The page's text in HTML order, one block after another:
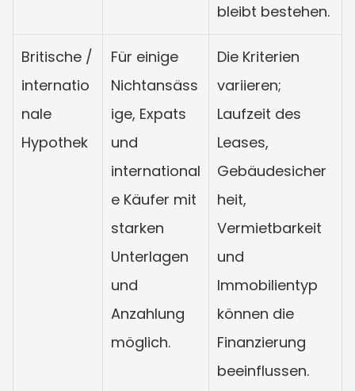
bleibt bestehen.
Britische /
internatio
nale
Hypothek
Für einige
Nichtansäss
ige, Expats
und
international
e Käufer mit
starken
Unterlagen
und
Anzahlung
möglich.
Die Kriterien
variieren;
Laufzeit des
Leases,
Gebäudesicher
heit,
Vermietbarkeit
und
Immobilientyp
können die
Finanzierung
beeinflussen.